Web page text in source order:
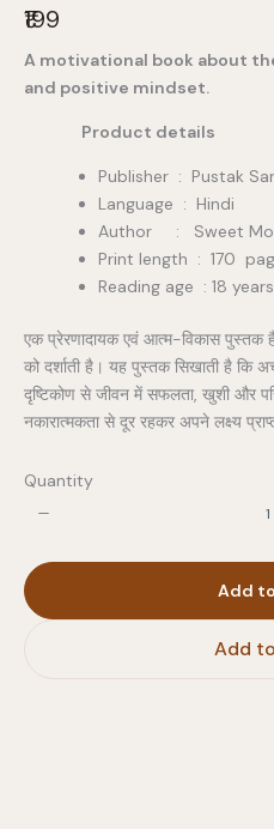
N
o
w
₹199
A motivational book about
and positive mindset.
Product details
Publisher ‏ :
Language : Hindi
Author : Sweet
Print length : 170
Reading age : 18
एक प्रेरणादायक एवं आत्म-विकास पुस्तक
को दर्शाती है। यह पुस्तक सिखाती है कि
दृष्टिकोण से जीवन में सफलता, खुशी और
नकारात्मकता से दूर रहकर अपने लक्ष्य
Quantity
Add
Add